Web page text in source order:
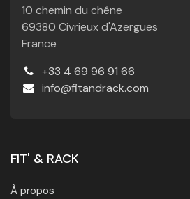
10 chemin du chêne
69380 Civrieux d'Azergues
France
+33 4 69 96 91 66
info@fitandrack.com
FIT' & RACK
À propos